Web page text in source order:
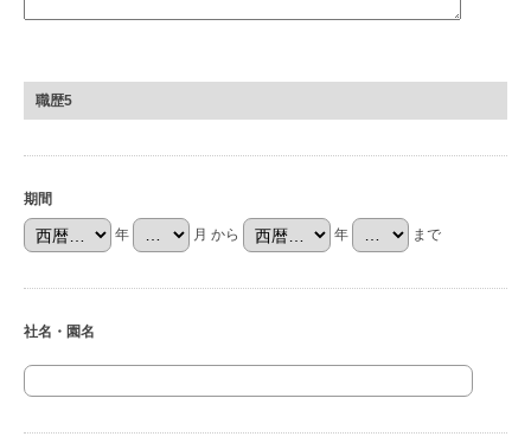
職歴5
期間
年 月 から 年 まで
社名・園名